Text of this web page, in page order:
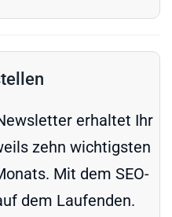
erhaltet Ihr
zehn wichtigsten
Mit dem SEO-
dem Laufenden.